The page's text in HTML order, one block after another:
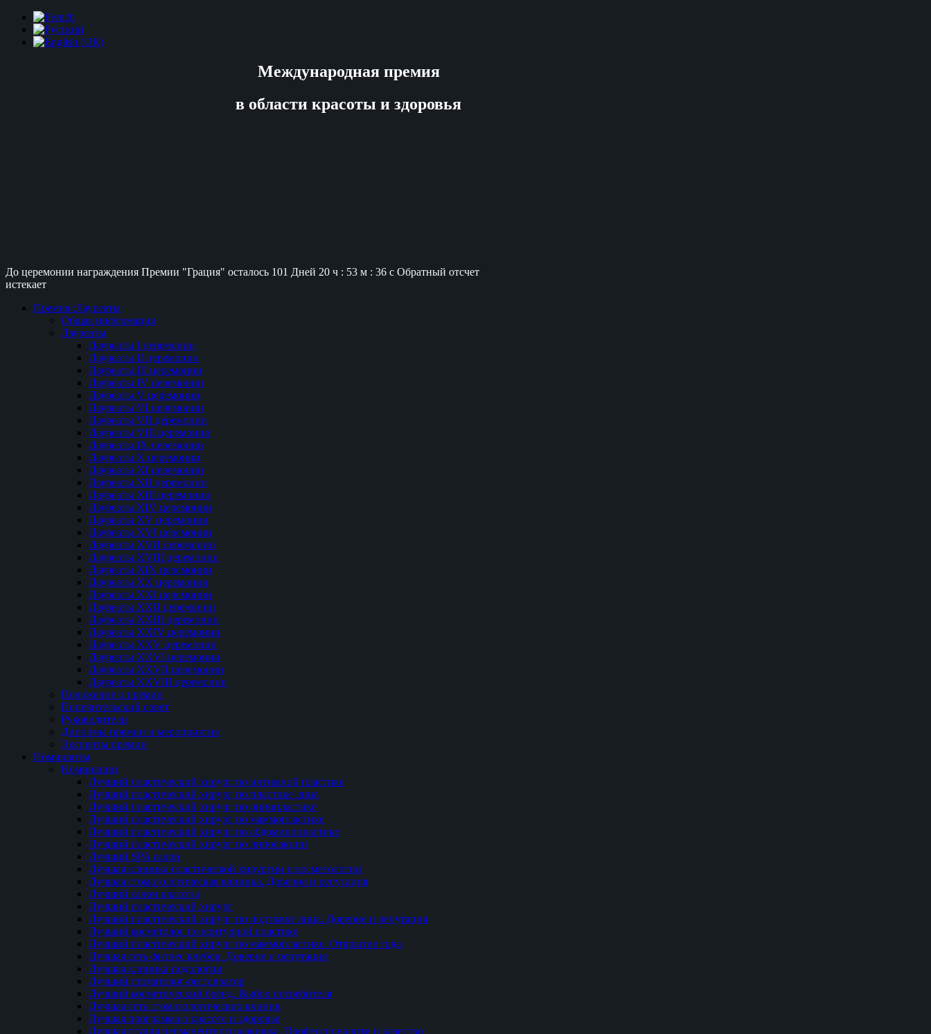
Международная премия
в области красоты и здоровья
До церемонии награждения Премии "Грация" осталось 101 Дней 20 ч : 53 м : 35 с Обратный отсчет
истекает
Премия::Лауреаты
Общая информация
Лауреаты
Лауреаты I церемонии
Лауреаты II церемонии
Лауреаты III церемонии
Лауреаты IV церемонии
Лауреаты V церемонии
Лауреаты VI церемонии
Лауреаты VII церемонии
Лауреаты VIII церемонии
Лауреаты IX церемонии
Лауреаты Х церемонии
Лауреаты XI церемонии
Лауреаты XII церемонии
Лауреаты XIII церемонии
Лауреаты XIV церемонии
Лауреаты XV церемонии
Лауреаты XVI церемонии
Лауреаты XVII церемонии
Лауреаты XVIII церемонии
Лауреаты XIX церемонии
Лауреаты XX церемонии
Лауреаты XXI церемонии
Лауреаты XXII церемонии
Лауреаты XXIII церемонии
Лауреаты XXIV церемонии
Лауреаты XXV церемонии
Лауреаты XXVI церемонии
Лауреаты XXVII церемонии
Лауреаты XXVIII церемонии
Положение о премии
Попечительский совет
Руководители
Дипломы премии и мероприятия
Эксперты премии
Номинанты
Номинации
Лучший пластический хирург по интимной пластике
Лучший пластический хирург по пластике лица
Лучший пластический хирург по ринопластике
Лучший пластический хирург по маммопластике
Лучший пластический хирург по абдоминопластике
Лучший пластический хирург по липосакции
Лучший SPA салон
Лучшая клиника пластической хирургии и косметологии
Лучшая стоматологическая клиника. Доверие и репутация
Лучший салон красоты
Лучший пластический хирург
Лучший пластический хирург по подтяжке лица. Доверие и репутация
Лучший косметолог по контурной пластике
Лучший пластический хирург по маммопластике. Открытие года
Лучшая сеть фитнес клубов. Доверие и репутация
Лучшая клиника подологии
Лучший стоматолог-реставратор
Лучший косметический бренд. Выбор потребителя
Лучшая сеть стоматологических клиник
Лучшая программа о красоте и здоровье
Лучшая студия перманентного макияжа. Профессионализм и качество